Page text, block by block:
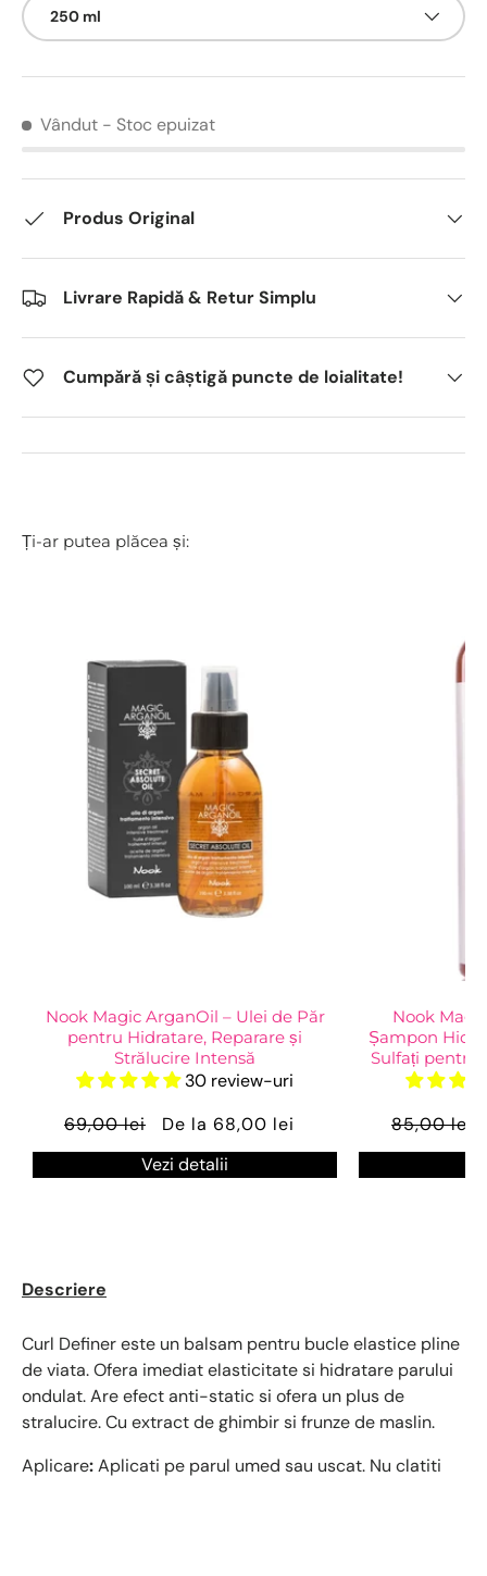
250 ml
Vândut - Stoc epuizat
Produs Original
Livrare Rapidă & Retur Simplu
Cumpără și câștigă puncte de loialitate!
Ți-ar putea plăcea și:
Nook Magic ArganOil – Ulei de Păr
pentru Hidratare, Reparare și
Strălucire Intensă
30 review-uri
69,00 lei
De la 68,00 lei
Vezi detalii
Nook
Șampon
Sulfați pentru
85,00 lei
Descriere
Curl Definer este un balsam pentru bucle elastice pline
de viata. Ofera imediat elasticitate si hidratare parului
ondulat. Are efect anti-static si ofera un plus de
stralucire. Cu extract de ghimbir si frunze de maslin.
Aplicare:Aplicati pe parul umed sau uscat. Nu clatiti